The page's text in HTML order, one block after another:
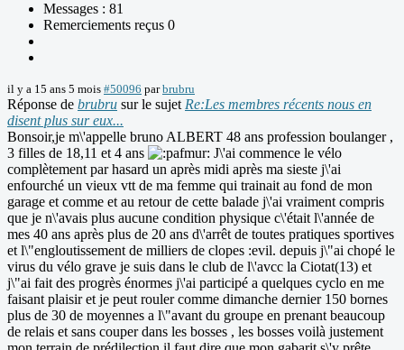
Messages : 81
Remerciements reçus 0
il y a 15 ans 5 mois #50096 parbrubru
Réponse de brubru sur le sujet Re:Les membres récents nous en
disent plus sur eux...
Bonsoir,je m\'appelle bruno ALBERT 48 ans profession boulanger ,
3 filles de 18,11 et 4 ans
J\'ai commence le vélo
complètement par hasard un après midi après ma sieste j\'ai
enfourché un vieux vtt de ma femme qui trainait au fond de mon
garage et comme et au retour de cette balade j\'ai vraiment compris
que je n\'avais plus aucune condition physique c\'était l\'année de
mes 40 ans après plus de 20 ans d\'arrêt de toutes pratiques sportives
et l\"engloutissement de milliers de clopes :evil. depuis j\"ai chopé le
virus du vélo grave je suis dans le club de l\'avcc la Ciotat(13) et
j\"ai fait des progrès énormes j\'ai participé a quelques cyclo en me
faisant plaisir et je peut rouler comme dimanche dernier 150 bornes
plus de 30 de moyennes a l\"avant du groupe en prenant beaucoup
de relais et sans couper dans les bosses , les bosses voilà justement